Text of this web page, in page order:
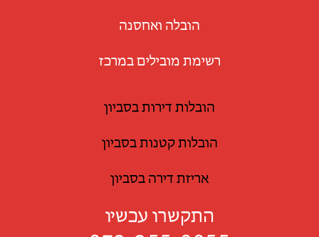
הובלה ואחסנה
רשימת מובילים במרכז
הובלות דירות בסביון
הובלות קטנות בסביון
אריזת דירה בסביון
התקשרו עכשיו